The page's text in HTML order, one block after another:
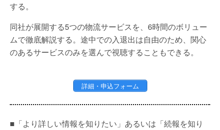
する。
同社が展開する5つの物流サービスを、6時間のボリュー
ムで徹底解説する。途中での入退出は自由のため、関心
のあるサービスのみを選んで視聴することもできる。
詳細・申込フォーム
■「より詳しい情報を知りたい」あるいは「続報を知り